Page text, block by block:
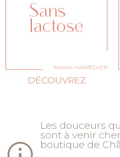
Sans
lactose
DÉCOUVREZ
Les douceurs
sont à venir
boutique de